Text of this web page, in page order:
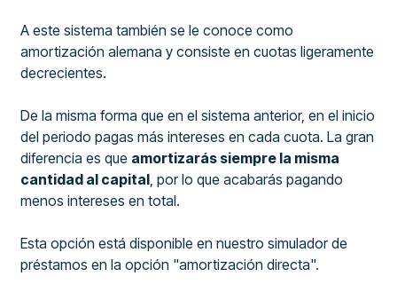
A este sistema también se le conoce como
amortización alemana y consiste en cuotas ligeramente
decrecientes.
De la misma forma que en el sistema anterior, en el inicio
del periodo pagas más intereses en cada cuota. La gran
diferencia es que amortizarás siempre la misma
cantidad al capital, por lo que acabarás pagando
menos intereses en total.
Esta opción está disponible en nuestro simulador de
préstamos en la opción "amortización directa".